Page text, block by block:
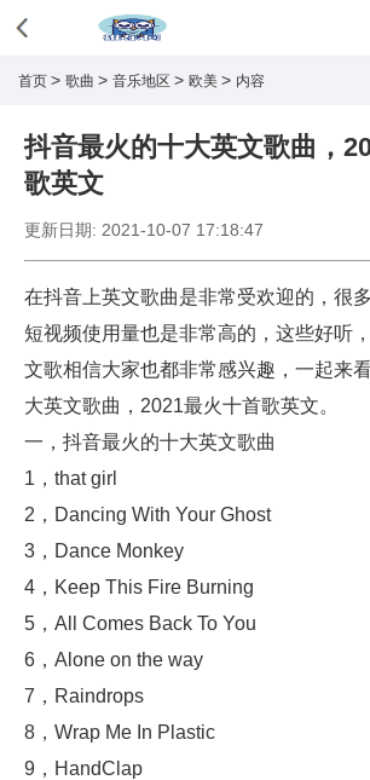
首页 > 歌曲 > 音乐地区 > 欧美 > 内容
抖音最火的十大英文歌曲，
歌英文
更新日期: 2021-10-07 17:18:47
在抖音上英文歌曲是非常受欢迎的，很
短视频使用量也是非常高的，这些好听
文歌相信大家也都非常感兴趣，一起来
大英文歌曲，2021最火十首歌英文。
一，抖音最火的十大英文歌曲
1，that girl
2，Dancing With Your Ghost
3，Dance Monkey
4，Keep This Fire Burning
5，All Comes Back To You
6，Alone on the way
7，Raindrops
8，Wrap Me In Plastic
9，HandClap